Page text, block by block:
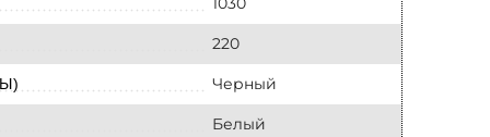
220
Черный
Белый